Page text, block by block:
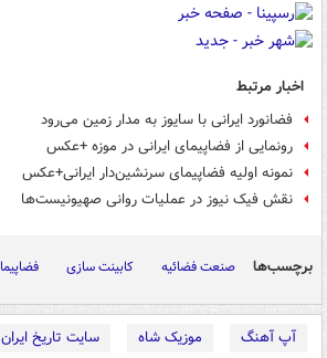
اخبار مرتبط
فضانورد ایرانی با سایوز به مدار زمین می‌رود
رونمایی از فضاپیمای ایرانی در موزه +عکس
نمونه اولیه فضاپیمای سرنشین‌دار ایرانی+عکس
نقش فیک نیوز در عملیات روانی صهیونیست‌ها
برچسب‌ها صنعت فضائیه کابینت سازی فضاپیما
آپ آهنگ موزیک شاه
سایت تاریخ ایران